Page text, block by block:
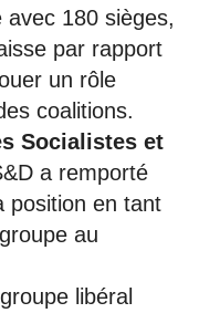
180 sièges,
par rapport
un rôle
coalitions.
Socialistes et
a remporté
position en tant
au
libéral